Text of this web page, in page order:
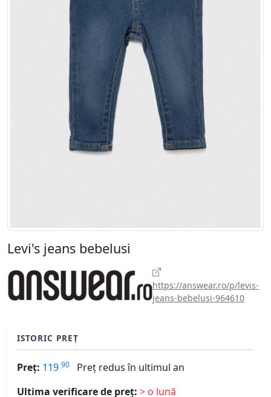
Levi's jeans bebelusi
https://answear.ro/p/levis-
jeans-bebelusi-964610
ISTORIC PREȚ
Preț: 119 90
Preț redus în ultimul an
Ultima verificare de preț: > o lună